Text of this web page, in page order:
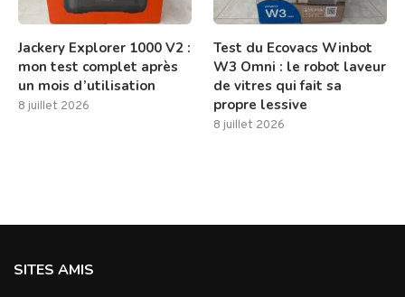
Jackery Explorer 1000 V2 :
mon test complet après
un mois d’utilisation
8 juillet 2026
Test du Ecovacs Winbot
W3 Omni : le robot laveur
de vitres qui fait sa
propre lessive
8 juillet 2026
SITES AMIS